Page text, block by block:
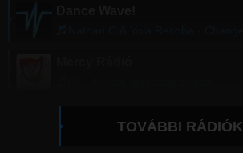
TOVÁBBI RÁDIÓK